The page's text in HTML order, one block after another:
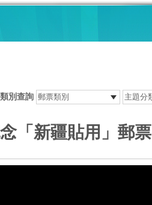
別查詢
「新疆貼用」郵票